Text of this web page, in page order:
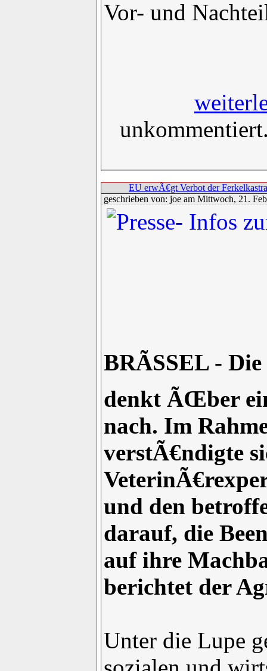
Vor- und
EU erwÃ€gt Verbot der
geschrieben von: joe am Mittwoch, 21.
BRÃSSEL -
denkt ÃŒber
nach. Im
verstÃ€ndigte
und den
darauf, die
auf ihre
berichtet der
Unter die Lupe